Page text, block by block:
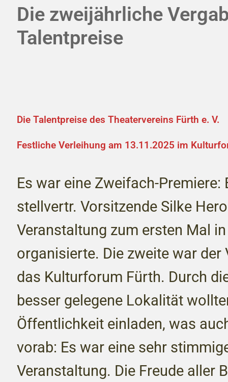
Die zweijährliche
Talentpreise
Die Talentpreise des Theatervereins Fürth e. V.
Festliche Verleihung am 13.11.2025 im
Es war eine Zweifach-Premiere:
stellvertr. Vorsitzende Silke
Veranstaltung zum ersten Mal
organisierte. Die zweite war
das Kulturforum Fürth. Durch
besser gelegene Lokalität
Öffentlichkeit einladen, was
vorab: Es war eine sehr
Veranstaltung. Die Freude aller